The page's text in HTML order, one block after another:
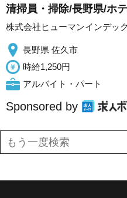
清掃員・掃除/長野県/ホ
株式会社ヒューマンインデッ
長野県 佐久市
時給1,250円
アルバイト・パート
Sponsored by